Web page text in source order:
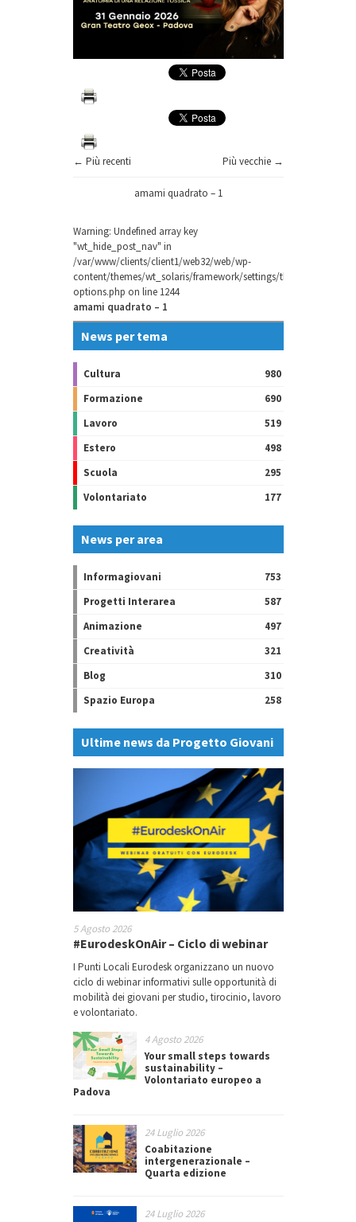
← Più recenti Più vecchie →
amami quadrato – 1
Warning: Undefined array key
"wt_hide_post_nav" in
/var/www/clients/client1/web32/web/wp-
content/themes/wt_solaris/framework/settings/theme-
options.php on line 1244
amami quadrato – 1
News per tema
Cultura
980
Formazione
690
Lavoro
519
Estero
498
Scuola
295
Volontariato
177
News per area
Informagiovani
753
Progetti Interarea
587
Animazione
497
Creatività
321
Blog
310
Spazio Europa
258
Ultime news da Progetto Giovani
5 Agosto 2026
#EurodeskOnAir – Ciclo di webinar
I Punti Locali Eurodesk organizzano un nuovo
ciclo di webinar informativi sulle opportunità di
mobilità dei giovani per studio, tirocinio, lavoro
e volontariato.
4 Agosto 2026
Your small steps towards
sustainability –
Volontariato europeo a
Padova
24 Luglio 2026
Coabitazione
intergenerazionale –
Quarta edizione
24 Luglio 2026